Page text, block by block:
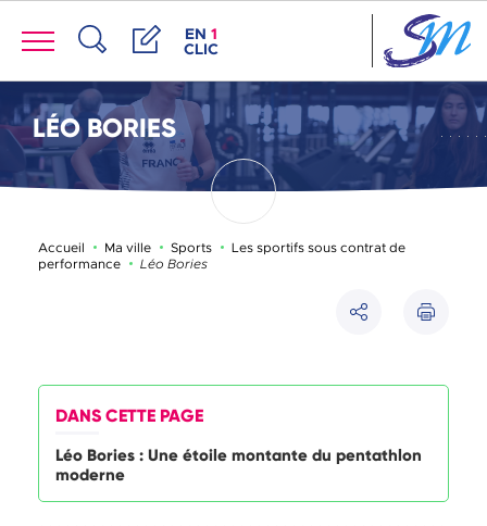
Menu ACCÈS DE LA FENÊTRE DES
EN 1
CLIC
LÉO BORIES
Accueil Ma ville Sports
Les sportifs sous contrat de
performance
Page active :
Léo Bories
Partager
Imprimer
DANS CETTE PAGE
Léo Bories : Une étoile montante du pentathlon
moderne
Panneau de gestion des cookies